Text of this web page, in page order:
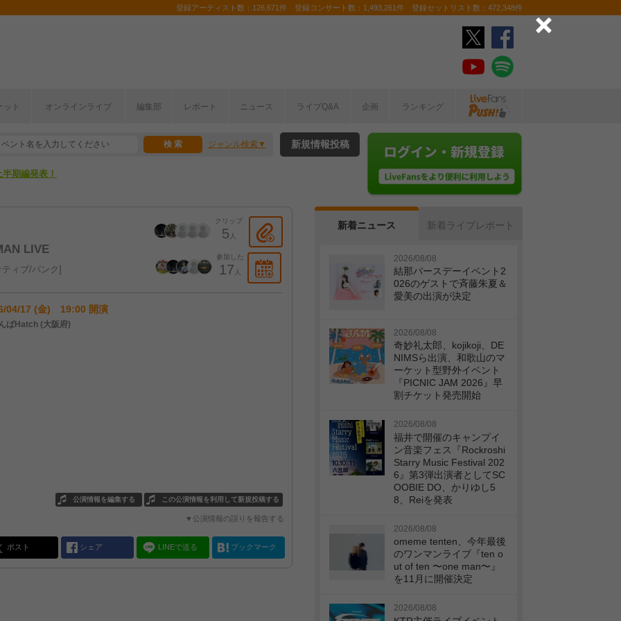
登録アーティスト数：126,671件 登録コンサート数：1,493,261件 登録セットリスト数：472,348件
ット オンラインライブ 編集部 レポート ニュース ライブQ&A 企画 ランキング
ジャンル検索
こから！
期編発表！
新規情報投稿
LIVE
クリップ
5 人
参加した
17 人
ィブ/パンク
04/17 (金) 19:00 開演
ばHatch (大阪府)
この公演情報を利用して新規投稿する
公演情報を編集する
▼公演情報の誤りを報告する
ポスト シェア LINEで送る ブックマーク
新着ニュース 新着ライブレポート
2026/08/08
結那バースデーイベント2
026のゲストで斉藤朱夏＆
愛美の出演が決定
2026/08/08
奇妙礼太郎、kojikoji、DE
NIMSら出演、和歌山のマ
ーケット型野外イベント
『PICNIC JAM 2026』早
割チケット発売開始
2026/08/08
福井で開催のキャンプイ
ン音楽フェス『Rockroshi
Starry Music Festival 202
6』第3弾出演者としてSC
OOBIE DO、かりゆし5
8、Reiを発表
2026/08/08
omeme tenten、今年最後
のワンマンライブ『ten o
ut of ten 〜one man〜』
を11月に開催決定
2026/08/08